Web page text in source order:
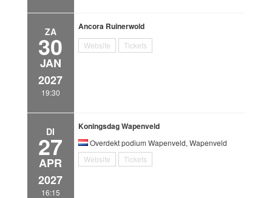
ZA
30
JAN
2027
19:30
Ancora Ruinerwold
Website Tickets
DI
27
APR
2027
16:15
Koningsdag Wapenveld
Overdekt podium Wapenveld, Wapenveld
Website
Tickets